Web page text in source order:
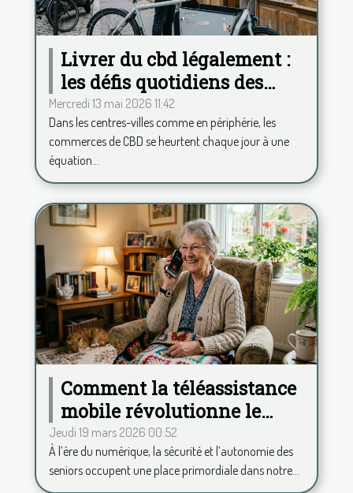
Livrer du cbd légalement :
les défis quotidiens des
commerces français
Mercredi 13 mai 2026 11:42
Dans les centres-villes comme en périphérie, les
commerces de CBD se heurtent chaque jour à une
équation...
Comment la téléassistance
mobile révolutionne le
quotidien des seniors ?
Jeudi 19 mars 2026 00:52
À l’ère du numérique, la sécurité et l’autonomie des
seniors occupent une place primordiale dans notre...